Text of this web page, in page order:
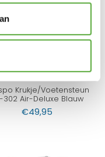
Krukje/Voetensteun
302 Air-Deluxe Blauw
€49,95